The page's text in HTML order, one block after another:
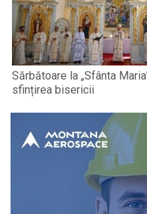
Sărbătoare la „Sfânta
sfințirea bisericii